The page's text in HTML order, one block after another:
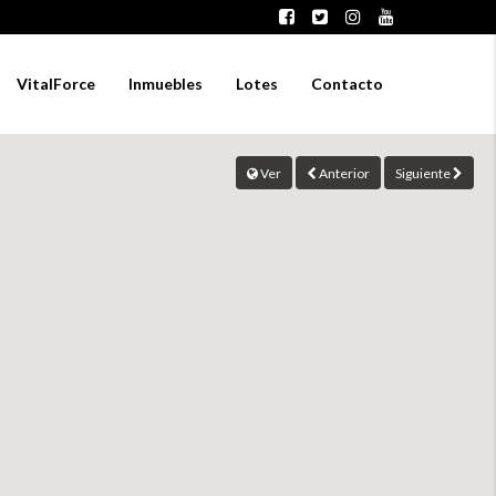
VitalForce Inmuebles Lotes Contacto
Ver Anterior Siguiente